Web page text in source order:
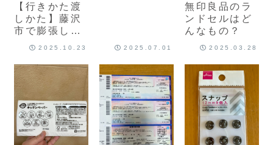
【行きかた渡
しかた】藤沢
市で膨張した
モバイルバッ
とってもらう
方法
2025.10.23
択していない
場合は、福祉
事務所設置自
治体を入力し
ないでくださ
い。』と表示
されたときの
チェックポイ
2025.07.01
無印良品のラ
ンドセルはど
んなもの？
2025.03.28